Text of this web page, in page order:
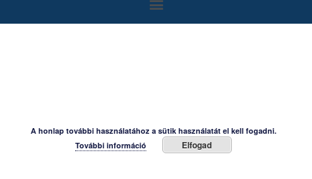
A honlap további használatához a sütik használatát el kell fogadni.
További információ
Elfogad